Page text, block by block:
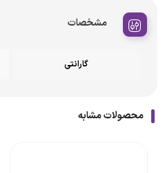
مشخصات
گارانتی
محصولات مشابه